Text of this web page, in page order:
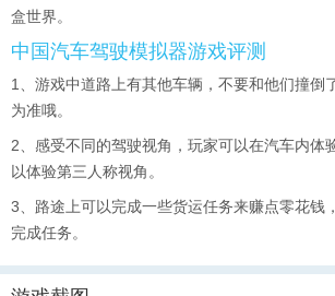
盒世界。
中国汽车驾驶模拟器游戏评测
1、游戏中道路上有其他车辆，不要和他们撞倒
为准哦。
2、感受不同的驾驶视角，玩家可以在汽车内体
以体验第三人称视角。
3、路途上可以完成一些货运任务来赚点零花钱
完成任务。